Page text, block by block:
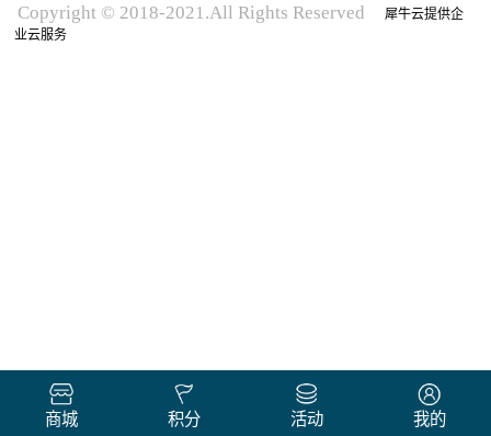
Copyright © 2018-2021.All Rights Reserved
犀牛云提供企
业云服务
商城 积分 活动 我的